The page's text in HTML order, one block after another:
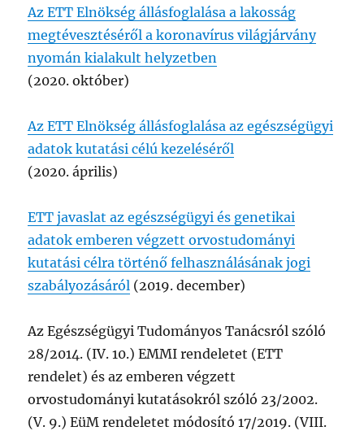
Az ETT Elnökség állásfoglalása a lakosság
megtévesztéséről a koronavírus világjárvány
nyomán kialakult helyzetben
(2020. október)
Az ETT Elnökség állásfoglalása az egészségügyi
adatok kutatási célú kezeléséről
(2020. április)
ETT javaslat az egészségügyi és genetikai
adatok emberen végzett orvostudományi
kutatási célra történő felhasználásának jogi
szabályozásáról (2019. december)
Az Egészségügyi Tudományos Tanácsról szóló
28/2014. (IV. 10.) EMMI rendeletet (ETT
rendelet) és az emberen végzett
orvostudományi kutatásokról szóló 23/2002.
(V. 9.) EüM rendeletet módosító 17/2019. (VIII.